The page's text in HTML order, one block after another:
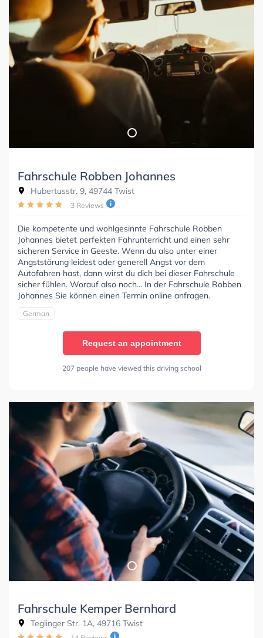
Fahrschule Robben Johannes
Hubertusstr. 9, 49744 Twist
3 Reviews
Die kompetente und wohlgesinnte Fahrschule Robben
Johannes bietet perfekten Fahrunterricht und einen sehr
sicheren Service in Geeste. Wenn du also unter einer
Angststörung leidest oder generell Angst vor dem
Autofahren hast, dann wirst du dich bei dieser Fahrschule
sicher fühlen. Worauf also noch... In der Fahrschule Robben
Johannes Sie können einen Termin online anfragen.
German
Request an appointment
207 people have viewed this driving school
Fahrschule Kemper Bernhard
Teglinger Str. 1A, 49716 Twist